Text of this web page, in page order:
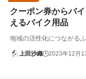
クーポン券からバ
えるバイク用品
地域の活性化につながる
上田沙織 2023年12月